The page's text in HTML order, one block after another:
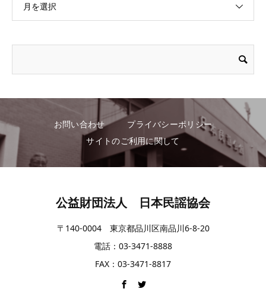
月を選択
お問い合わせ
プライバシーポリシー
サイトのご利用に関して
公益財団法人 日本民謡協会
〒140-0004 東京都品川区南品川6-8-20
電話：03-3471-8888
FAX：03-3471-8817